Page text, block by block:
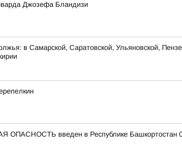
Джозефа Бландизи
в Самарской, Саратовской, Ульяновской,
ОПАСНОСТЬ введен в Республике Башкортостан